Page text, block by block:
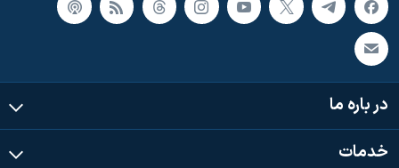
در باره ما
خدمات